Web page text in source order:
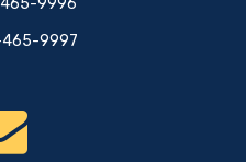
9996
465-9997